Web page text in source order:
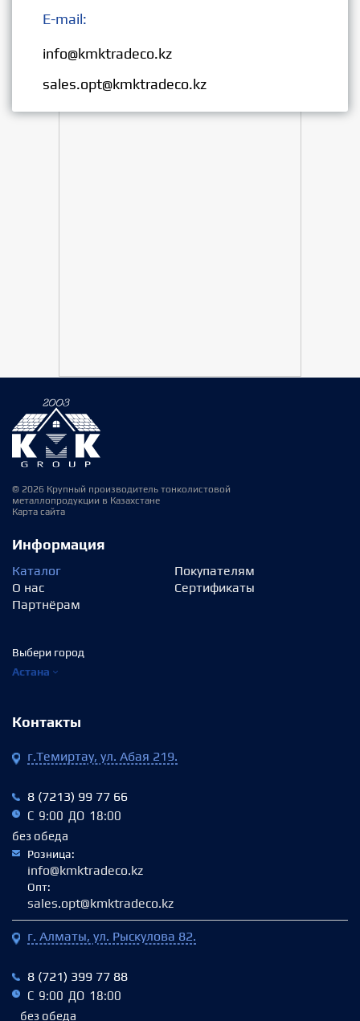
E-mail:
info@kmktradeco.kz
sales.opt@kmktradeco.kz
© 2026 Крупный производитель тонколистовой
металлопродукции в Казахстане
Карта сайта
Информация
Каталог
О нас
Партнёрам
Покупателям
Сертификаты
Выбери город
Астана
Контакты
г.Темиртау, ул. Абая 219.
8 (7213) 99 77 66
С 9:00 ДО 18:00
без обеда
Розница:
info@kmktradeco.kz
Опт:
sales.opt@kmktradeco.kz
г. Алматы, ул. Рыскулова 82.
8 (721) 399 77 88
С 9:00 ДО 18:00
без обеда